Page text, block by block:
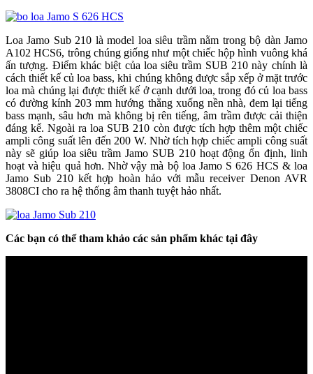
Loa Jamo Sub 210 là model loa siêu trầm nằm trong bộ dàn Jamo
A102 HCS6, trông chúng giống như một chiếc hộp hình vuông khá
ấn tượng. Điểm khác biệt của loa siêu trầm SUB 210 này chính là
cách thiết kế củ loa bass, khi chúng không được sắp xếp ở mặt trước
loa mà chúng lại được thiết kế ở cạnh dưới loa, trong đó củ loa bass
có đường kính 203 mm hướng thẳng xuống nền nhà, đem lại tiếng
bass mạnh, sâu hơn mà không bị rên tiếng, âm trầm được cải thiện
đáng kể. Ngoài ra loa SUB 210 còn được tích hợp thêm một chiếc
ampli công suất lên đến 200 W. Nhờ tích hợp chiếc ampli công suất
này sẽ giúp loa siêu trầm Jamo SUB 210 hoạt động ổn định, linh
hoạt và hiệu quả hơn. Nhờ vậy mà bộ loa Jamo S 626 HCS & loa
Jamo Sub 210 kết hợp hoàn hảo với mẫu receiver Denon AVR
3808CI cho ra hệ thống âm thanh tuyệt hảo nhất.
Các bạn có thể tham khảo các sản phẩm khác tại đây